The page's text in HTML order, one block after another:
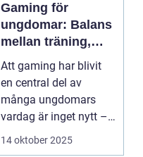
Gaming för
ungdomar: Balans
mellan träning,
skola och socialt
Att gaming har blivit
en central del av
många ungdomars
vardag är inget nytt –
men ...
14 oktober 2025